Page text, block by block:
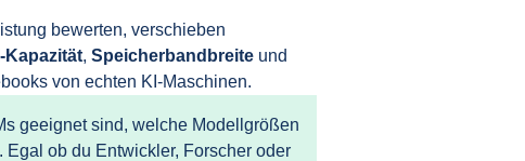
bewerten, verschieben
, Speicherbandbreiteund
von echten KI‑Maschinen.
geeignet sind, welche Modellgrößen
ob du Entwickler, Forscher oder